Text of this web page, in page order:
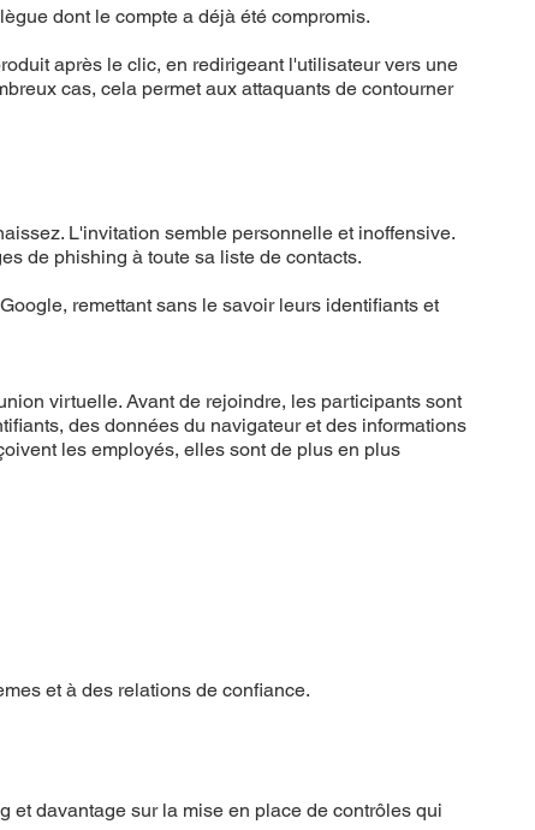
dont le compte a déjà été compromis.
après le clic, en redirigeant l'utilisateur vers une
cas, cela permet aux attaquants de contourner
L'invitation semble personnelle et inoffensive.
de phishing à toute sa liste de contacts.
remettant sans le savoir leurs identifiants et
virtuelle. Avant de rejoindre, les participants sont
des données du navigateur et des informations
les employés, elles sont de plus en plus
et à des relations de confiance.
et davantage sur la mise en place de contrôles qui